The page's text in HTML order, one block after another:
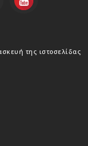
της ιστοσελίδας